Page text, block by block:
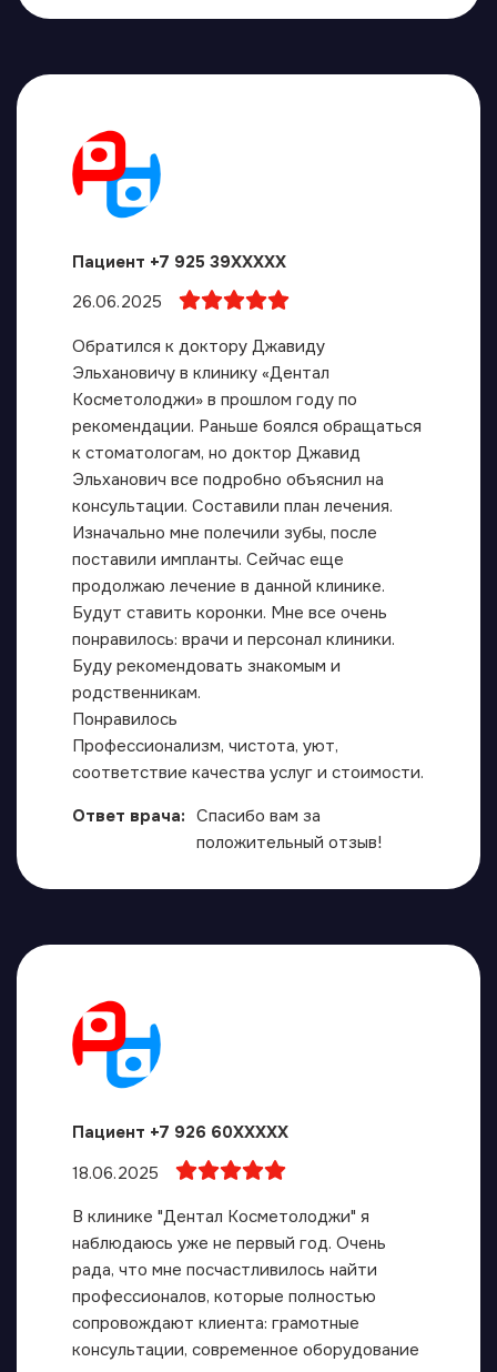
Пациент +7 925 39XXXXX
26.06.2025
Обратился к доктору Джавиду
Эльхановичу в клинику «Дентал
Косметолоджи» в прошлом году по
рекомендации. Раньше боялся обращаться
к стоматологам, но доктор Джавид
Эльханович все подробно объяснил на
консультации. Составили план лечения.
Изначально мне полечили зубы, после
поставили импланты​. Сейчас еще
продолжаю лечение в данной клинике.
Будут ставить коронки​. Мне все очень
понравилось: врачи и персонал клиники.
Буду рекомендовать знакомым и
родственникам.
Понравилось
Профессионализм, чистота, уют,
соответствие качества услуг и стоимости.
Ответ врача: Спасибо вам за
положительный отзыв!
Пациент +7 926 60XXXXX
18.06.2025
В клинике "Дентал Косметолоджи" я
наблюдаюсь уже не первый год. Очень
рада, что мне посчастливилось найти
профессионалов, которые полностью
сопровождают клиента: грамотные
консультации, современное оборудование